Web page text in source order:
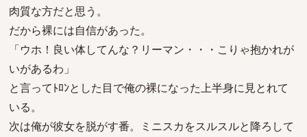
肉質な方だと思う。
だから裸には自信があった。
「ウホ！良い体してんな？リーマン・・・こりゃ抱かれが
いがあるわ」
と言ってﾄﾛﾝとした目で俺の裸になった上半身に見とれて
いる。
次は俺が彼女を脱がす番。ミニスカをスルスルと降ろして